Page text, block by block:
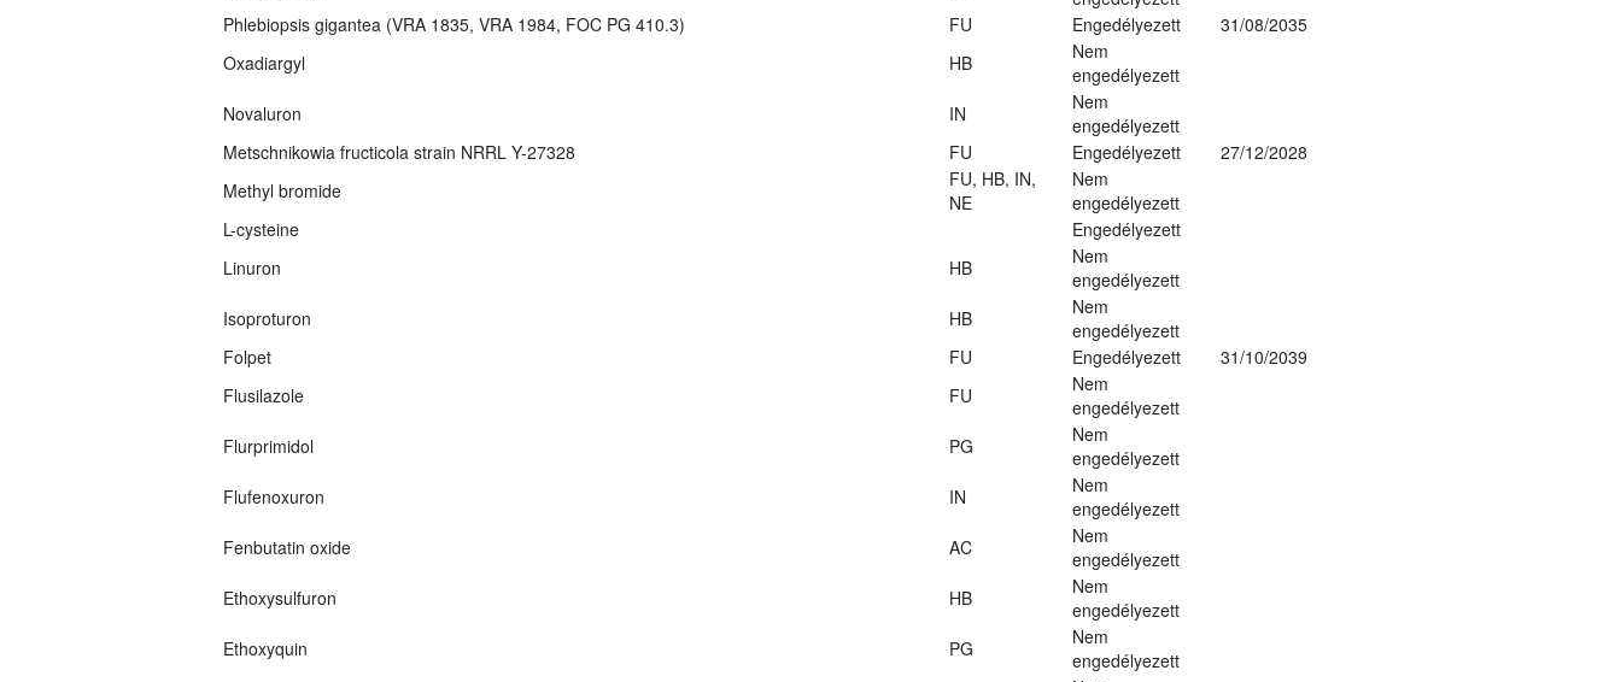
Phlebiopsis gigantea (VRA 1835, VRA 1984, FOC PG 410.3)
FU Engedélyezett
31/08/2035
Oxadiargyl
HB
Nem
engedélyezett
Novaluron
IN
Nem
engedélyezett
Metschnikowia fructicola strain NRRL Y-27328
FU Engedélyezett
27/12/2028
Methyl bromide
FU, HB, IN,
NE
Nem
engedélyezett
L-cysteine
Engedélyezett
Linuron
HB
Nem
engedélyezett
Isoproturon
HB
Nem
engedélyezett
Folpet
FU Engedélyezett
31/10/2039
Flusilazole
FU
Nem
engedélyezett
Flurprimidol
PG
Nem
engedélyezett
Flufenoxuron
IN
Nem
engedélyezett
Fenbutatin oxide
AC
Nem
engedélyezett
Ethoxysulfuron
HB
Nem
engedélyezett
Ethoxyquin
PG
Nem
engedélyezett